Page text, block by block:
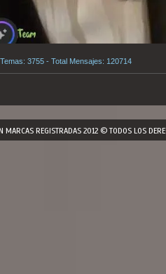
3755 - Total Mensajes: 120714
MARCAS REGISTRADAS 2012 © TODOS LOS